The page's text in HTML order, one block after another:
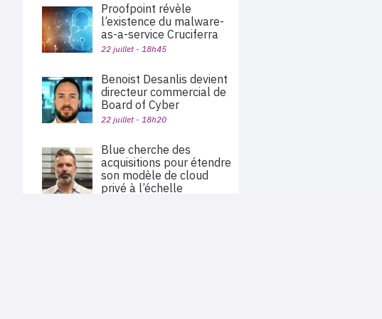
Proofpoint révèle
l’existence du malware-
as-a-service Cruciferra
22 juillet - 18h45
Benoist Desanlis devient
directeur commercial de
Board of Cyber
22 juillet - 18h20
Blue cherche des
acquisitions pour étendre
son modèle de cloud
privé à l’échelle